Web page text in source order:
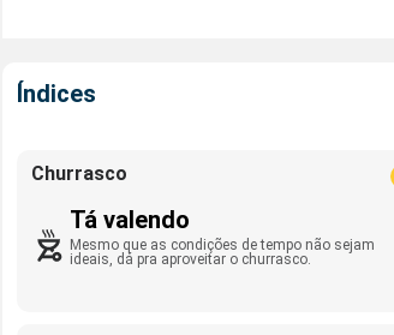
Índices
Churrasco
Tá valendo
Mesmo que as condições de tempo não sejam
ideais, dá pra aproveitar o churrasco.